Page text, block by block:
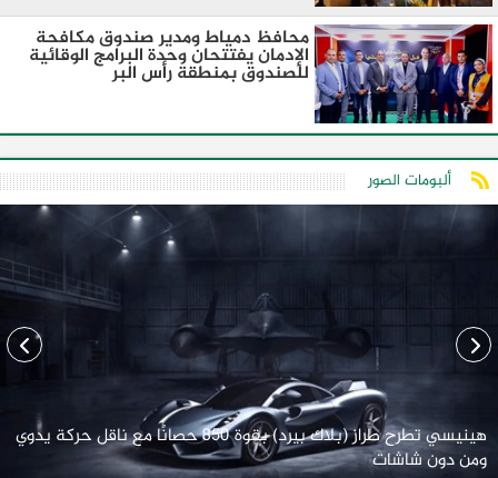
محافظ دمياط ومدير صندوق مكافحة
الإدمان يفتتحان وحدة البرامج الوقائية
للصندوق بمنطقة رأس البر
ألبومات الصور
هينيسي تطرح طراز (بلاك بيرد) بقوة 850 حصانًا مع ناقل حركة يدوي
ومن دون شاشات